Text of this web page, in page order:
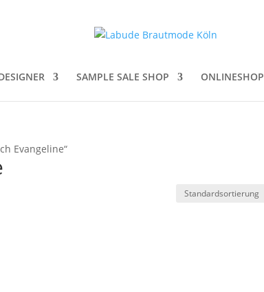
SAMPLE SALE SHOP ONLINESHOP
Evangeline“